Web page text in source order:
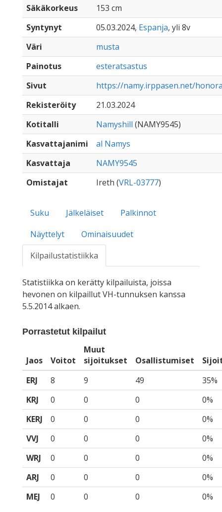
Säkäkorkeus
153 cm
Syntynyt
05.03.2024, Espanja, yli 8v
Väri
musta
Painotus
esteratsastus
Sivut
https://namy.irppasen.net/
Rekisteröity
21.03.2024
Kotitalli
Namyshill (NAMY9545)
Kasvattajanimi
al Namys
Kasvattaja
NAMY9545
Omistajat
Ireth (VRL-03777)
Suku Jälkeläiset
Palkinnot
Näyttelyt
Ominaisuudet
Kilpailustatistiikka
Statistiikka on kerätty kilpailuista, joissa
hevonen on kilpaillut VH-tunnuksen kanssa
5.5.2014 alkaen.
Porrastetut kilpailut
Jaos Voitot
Muut
sijoitukset
Osallistumiset
ERJ
8 9 49
35%
KRJ
0 0 0
0%
KERJ
0 0 0
0%
VVJ
0 0 0
0%
WRJ
0 0 0
0%
ARJ
0 0 0
0%
MEJ
0 0 0 0%